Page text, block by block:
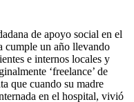
de apoyo social en el
cumple un año llevando
e internos locales y
‘freelance’ de
que cuando su madre
en el hospital, vivió